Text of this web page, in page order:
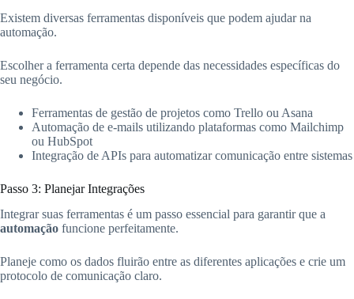
Existem diversas ferramentas disponíveis que podem ajudar na
automação.
Escolher a ferramenta certa depende das necessidades específicas do
seu negócio.
Ferramentas de gestão de projetos como Trello ou Asana
Automação de e-mails utilizando plataformas como Mailchimp
ou HubSpot
Integração de APIs para automatizar comunicação entre sistemas
Passo 3: Planejar Integrações
Integrar suas ferramentas é um passo essencial para garantir que a
automação funcione perfeitamente.
Planeje como os dados fluirão entre as diferentes aplicações e crie um
protocolo de comunicação claro.